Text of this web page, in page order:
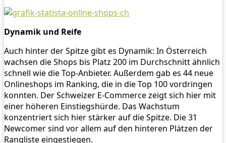
Dynamik und Reife
Auch hinter der Spitze gibt es Dynamik: In Österreich
wachsen die Shops bis Platz 200 im Durchschnitt ähnlich
schnell wie die Top-Anbieter. Außerdem gab es 44 neue
Onlineshops im Ranking, die in die Top 100 vordringen
konnten. Der Schweizer E-Commerce zeigt sich hier mit
einer höheren Einstiegshürde. Das Wachstum
konzentriert sich hier stärker auf die Spitze. Die 31
Newcomer sind vor allem auf den hinteren Plätzen der
Rangliste eingestiegen.